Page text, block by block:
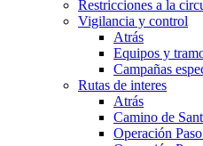
Restricciones a la
Vigilancia y control
Atrás
Equipos y
Campañas
Rutas de interes
Atrás
Camino de
Operación